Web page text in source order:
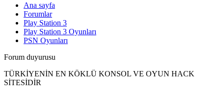
Ana sayfa
Forumlar
Play Station 3
Play Station 3 Oyunları
PSN Oyunları
Forum duyurusu
TÜRKİYENİN EN KÖKLÜ KONSOL VE OYUN HACK
SİTESİDİR